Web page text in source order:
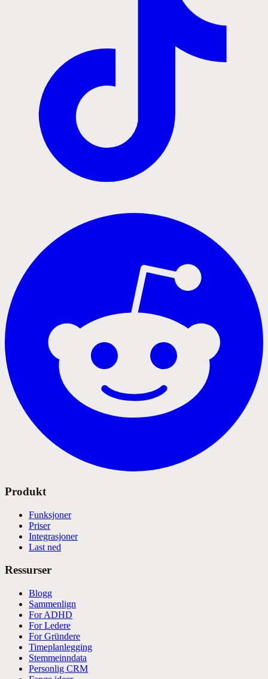
Produkt
Funksjoner
Priser
Integrasjoner
Last ned
Ressurser
Blogg
Sammenlign
For ADHD
For Ledere
For Gründere
Timeplanlegging
Stemmeinndata
Personlig CRM